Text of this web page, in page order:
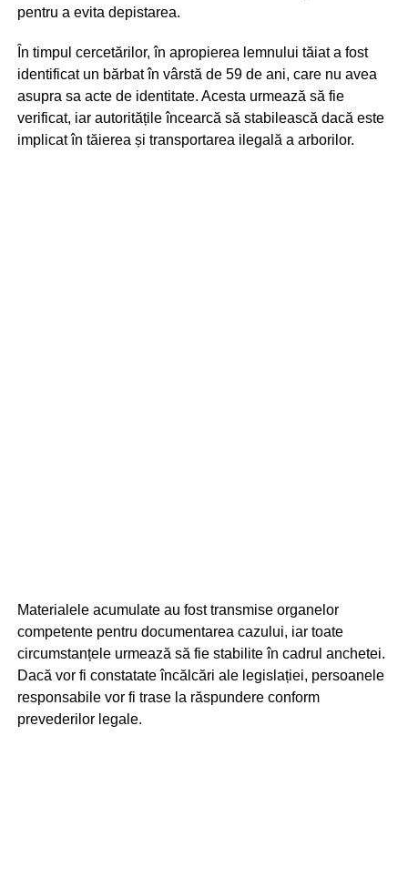
pentru a evita depistarea.
În timpul cercetărilor, în apropierea lemnului tăiat a fost
identificat un bărbat în vârstă de 59 de ani, care nu avea
asupra sa acte de identitate. Acesta urmează să fie
verificat, iar autoritățile încearcă să stabilească dacă este
implicat în tăierea și transportarea ilegală a arborilor.
Materialele acumulate au fost transmise organelor
competente pentru documentarea cazului, iar toate
circumstanțele urmează să fie stabilite în cadrul anchetei.
Dacă vor fi constatate încălcări ale legislației, persoanele
responsabile vor fi trase la răspundere conform
prevederilor legale.